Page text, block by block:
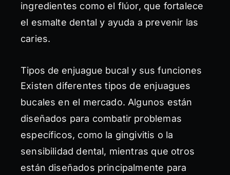
ingredientes como el flúor, que fortalece
el esmalte dental y ayuda a prevenir las
caries.
Tipos de enjuague bucal y sus funciones
Existen diferentes tipos de enjuagues
bucales en el mercado. Algunos están
diseñados para combatir problemas
específicos, como la gingivitis o la
sensibilidad dental, mientras que otros
están diseñados principalmente para